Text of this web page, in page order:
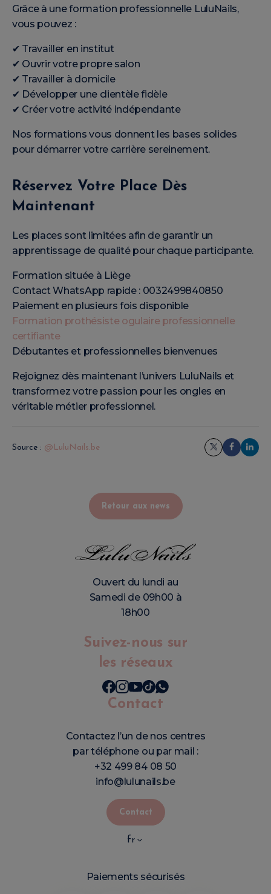
Grâce à une formation professionnelle LuluNails,
vous pouvez :
✔ Travailler en institut
✔ Ouvrir votre propre salon
✔ Travailler à domicile
✔ Développer une clientèle fidèle
✔ Créer votre activité indépendante
Nos formations vous donnent les bases solides
pour démarrer votre carrière sereinement.
Réservez Votre Place Dès
Maintenant
Les places sont limitées afin de garantir un
apprentissage de qualité pour chaque participante.
Formation située à Liège
Contact WhatsApp rapide : 0032499840850
Paiement en plusieurs fois disponible
Formation prothésiste ogulaire professionnelle
certifiante
Débutantes et professionnelles bienvenues
Rejoignez dès maintenant l’univers LuluNails et
transformez votre passion pour les ongles en
véritable métier professionnel.
Source : @LuluNails.be
Retour aux news
Ouvert du lundi au
Samedi de 09h00 à
18h00
Suivez-nous sur
les réseaux
Contact
Contactez l’un de nos centres
par téléphone ou par mail :
+32 499 84 08 50
info@lulunails.be
Contact
fr
Paiements sécurisés